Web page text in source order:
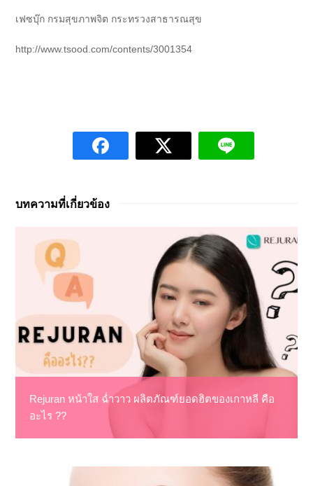
เฟซบุ๊ก กรมสุขภาพจิต กระทรวงสาธารณสุข
http://www.tsood.com/contents/3001354
บทความที่เกี่ยวข้อง
Rejuran หน้าใส ฉ่ำวาว ผลิตภัณฑ์ยอดฮิตของเกาหลี คือ
อะไร ??